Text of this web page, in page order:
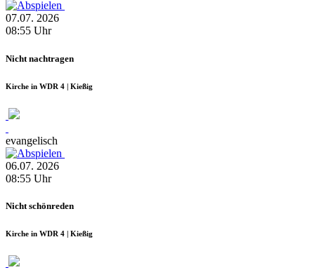
07.07. 2026
08:55 Uhr
Nicht nachtragen
Kirche in WDR 4 | Kießig
evangelisch
06.07. 2026
08:55 Uhr
Nicht schönreden
Kirche in WDR 4 | Kießig